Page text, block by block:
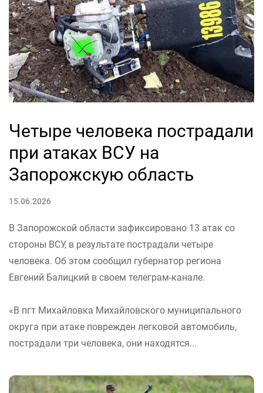
Четыре человека пострадали
при атаках ВСУ на
Запорожскую область
15.06.2026
В Запорожской области зафиксировано 13 атак со
стороны ВСУ, в результате пострадали четыре
человека. Об этом сообщил губернатор региона
Евгений Балицкий в своем телеграм-канале.
«В пгт Михайловка Михайловского муниципального
округа при атаке поврежден легковой автомобиль,
пострадали три человека, они находятся...